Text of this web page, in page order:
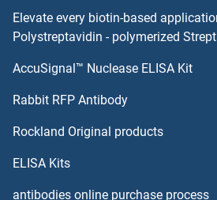
B3GALT1 Kits ELISA
BAD Kits ELISA
BAG3 Kits ELISA
BAHD1 Kits ELISA
Elevate every biotin-based
Polystreptavidin - polymerized
AccuSignal™ Nuclease ELISA Kit
Rabbit RFP Antibody
Rockland Original products
ELISA Kits
antibodies online purchase process